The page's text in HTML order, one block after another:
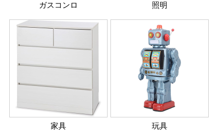
ガスコンロ 照明
家具 玩具